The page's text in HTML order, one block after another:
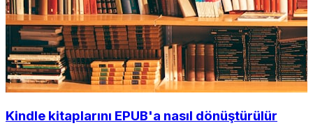
Kindle kitaplarını EPUB'a nasıl dönüştürülür